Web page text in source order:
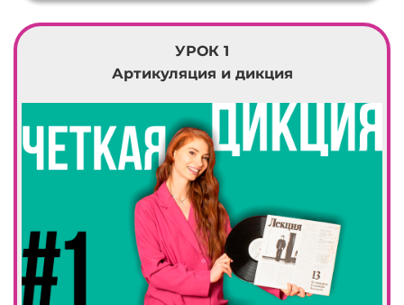
УРОК 1
Артикуляция и дикция